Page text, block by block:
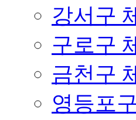
강서구
구로구
금천구
영등포